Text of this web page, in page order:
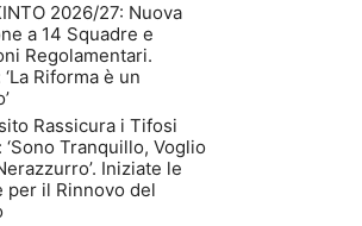
2026/27: Nuova
a 14 Squadre e
Regolamentari.
Riforma è un
Rassicura i Tifosi
‘Sono Tranquillo, Voglio
Iniziate le
per il Rinnovo del